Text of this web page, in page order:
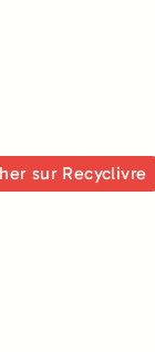
sur Recyclivre